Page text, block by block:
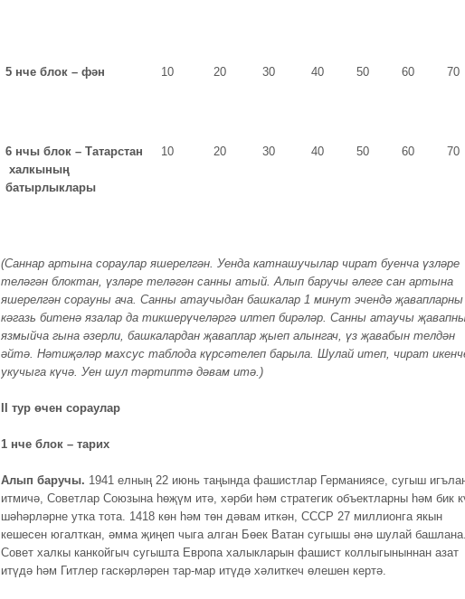
5 нче блок – фән 10 20 30 40 50 60 70
6 нчы блок – Татарстан
халкының
батырлыклары
10 20 30 40 50 60 70
(Саннар артына сораулар яшерелгән. Уенда катнашучылар чират буенча үзләре
теләгән блоктан, үзләре теләгән санны атый. Алып баручы әлеге сан артына
яшерелгән сорауны ача. Санны атаучыдан башкалар 1 минут эчендә җавапларны
кәгазь битенә язалар да тикшерүчеләргә илтеп бирәләр. Санны атаучы
язмыйча гына әзерли, башкалардан җаваплар җыеп алынгач, үз җавабын телдән
әйтә. Нәтиҗәләр махсус таблода күрсәтелеп барыла. Шулай итеп, чират
укучыга күчә. Уен шул тәртиптә дәвам итә.)
тур өчен сораулар
1 нче блок – тарих
Алып баручы. 1941 елның 22 июнь таңында фашистлар Германиясе, сугыш
итмичә, Советлар Союзына һөҗүм итә, хәрби һәм стратегик объектларны һәм бик
шәһәрләрне утка тота. 1418 көн һәм төн дәвам иткән, СССР 27 миллионга якын
кешесен югалткан, әмма җиңеп чыга алган Бөек Ватан сугышы әнә шулай
Совет халкы канкойгыч сугышта Европа халыкларын фашист коллыгыныннан азат
итүдә һәм Гитлер гаскәрләрен тар-мар итүдә хәлиткеч өлешен кертә.